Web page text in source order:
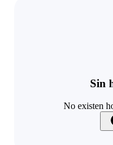
Sin
No existen